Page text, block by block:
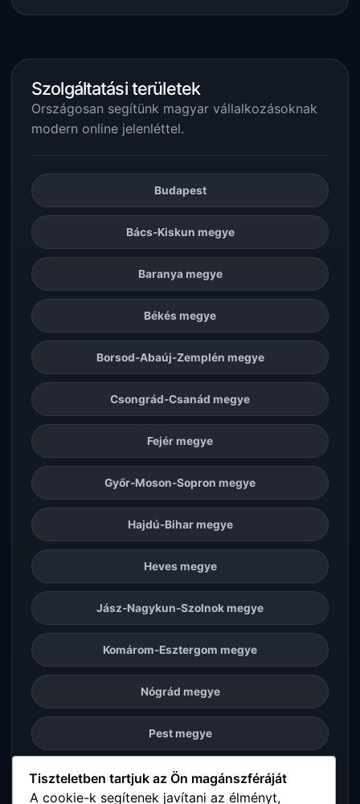
Szolgáltatási területek
Országosan segítünk magyar vállalkozásoknak
modern online jelenléttel.
Budapest
Bács-Kiskun megye
Baranya megye
Békés megye
Borsod-Abaúj-Zemplén megye
Csongrád-Csanád megye
Fejér megye
Győr-Moson-Sopron megye
Hajdú-Bihar megye
Heves megye
Jász-Nagykun-Szolnok megye
Komárom-Esztergom megye
Nógrád megye
Pest megye
Somogy megye
Tiszteletben tartjuk az Ön magánszféráját
A cookie-k segítenek javítani az élményt,